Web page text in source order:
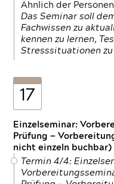
Ähnlich der
Das Seminar soll
Fachwissen zu
kennen zu lernen,
Stresssituationen
17
Einzelseminar:
Prüfung —
nicht einzeln buchbar)
Termin 4/4: